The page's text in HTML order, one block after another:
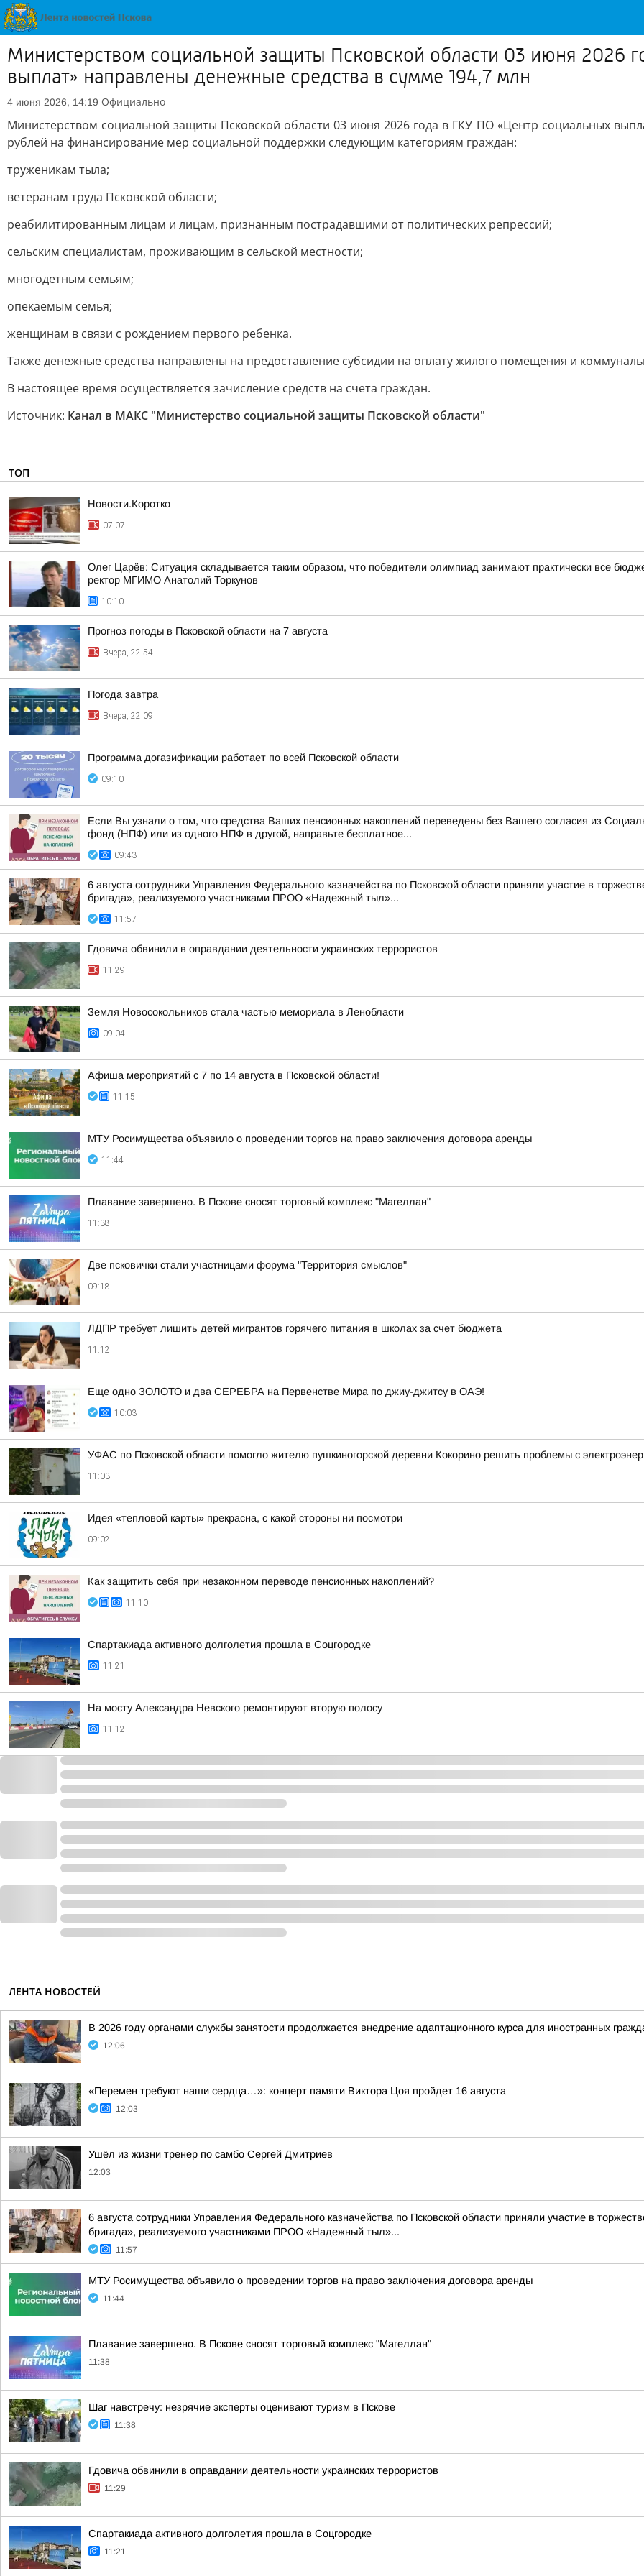
Министерством социальной защиты Псковской области 03 июня 2026
выплат» направлены денежные средства в сумме 194,7 млн
4 июня 2026, 14:19 Официально
Министерством социальной защиты Псковской области 03 июня 2026 года в ГКУ ПО «Центр социальных
рублей на финансирование мер социальной поддержки следующим категориям граждан:
труженикам тыла;
ветеранам труда Псковской области;
реабилитированным лицам и лицам, признанным пострадавшими от политических репрессий;
сельским специалистам, проживающим в сельской местности;
многодетным семьям;
опекаемым семья;
женщинам в связи с рождением первого ребенка.
Также денежные средства направлены на предоставление субсидии на оплату жилого помещения и
В настоящее время осуществляется зачисление средств на счета граждан.
Источник: Канал в МАКС "Министерство социальной защиты Псковской области"
ТОП
Новости.Коротко
07:07
Олег Царёв: Ситуация складывается таким образом, что победители олимпиад занимают практически все
ректор МГИМО Анатолий Торкунов
10:10
Прогноз погоды в Псковской области на 7 августа
Вчера, 22:54
Погода завтра
Вчера, 22:09
Программа догазификации работает по всей Псковской области
09:10
Если Вы узнали о том, что средства Ваших пенсионных накоплений переведены без Вашего согласия из
фонд (НПФ) или из одного НПФ в другой, направьте бесплатное...
09:43
6 августа сотрудники Управления Федерального казначейства по Псковской области приняли участие в
бригада», реализуемого участниками ПРОО «Надежный тыл»...
11:57
Гдовича обвинили в оправдании деятельности украинских террористов
11:29
Земля Новосокольников стала частью мемориала в Ленобласти
09:04
Афиша мероприятий с 7 по 14 августа в Псковской области!
11:15
МТУ Росимущества объявило о проведении торгов на право заключения договора аренды
11:44
Плавание завершено. В Пскове сносят торговый комплекс "Магеллан"
11:38
Две псковички стали участницами форума "Территория смыслов"
09:18
ЛДПР требует лишить детей мигрантов горячего питания в школах за счет бюджета
11:12
Еще одно ЗОЛОТО и два СЕРЕБРА на Первенстве Мира по джиу-джитсу в ОАЭ!
10:03
УФАС по Псковской области помогло жителю пушкиногорской деревни Кокорино решить проблемы с
11:03
Идея «тепловой карты» прекрасна, с какой стороны ни посмотри
09:02
Как защитить себя при незаконном переводе пенсионных накоплений?
11:10
Спартакиада активного долголетия прошла в Соцгородке
11:21
На мосту Александра Невского ремонтируют вторую полосу
11:12
ЛЕНТА НОВОСТЕЙ
В 2026 году органами службы занятости продолжается внедрение адаптационного курса для иностранных
12:06
«Перемен требуют наши сердца…»: концерт памяти Виктора Цоя пройдет 16 августа
12:03
Ушёл из жизни тренер по самбо Сергей Дмитриев
12:03
6 августа сотрудники Управления Федерального казначейства по Псковской области приняли участие в
бригада», реализуемого участниками ПРОО «Надежный тыл»...
11:57
МТУ Росимущества объявило о проведении торгов на право заключения договора аренды
11:44
Плавание завершено. В Пскове сносят торговый комплекс "Магеллан"
11:38
Шаг навстречу: незрячие эксперты оценивают туризм в Пскове
11:38
Гдовича обвинили в оправдании деятельности украинских террористов
11:29
Спартакиада активного долголетия прошла в Соцгородке
11:21